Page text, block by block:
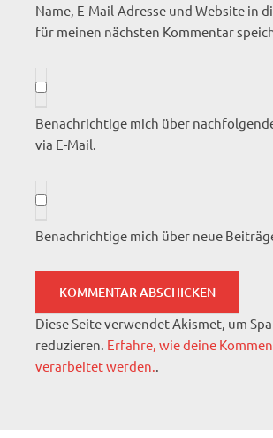
Name, E-Mail-Adresse und Website in
für meinen nächsten Kommentar
Benachrichtige mich über
via E-Mail.
Benachrichtige mich über neue
Diese Seite verwendet Akismet, um
reduzieren. Erfahre, wie deine
verarbeitet werden..